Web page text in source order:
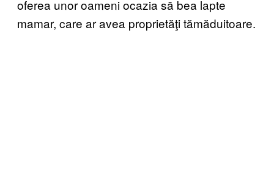
oferea unor oameni ocazia să bea lapte
mamar, care ar avea proprietăţi tămăduitoare.